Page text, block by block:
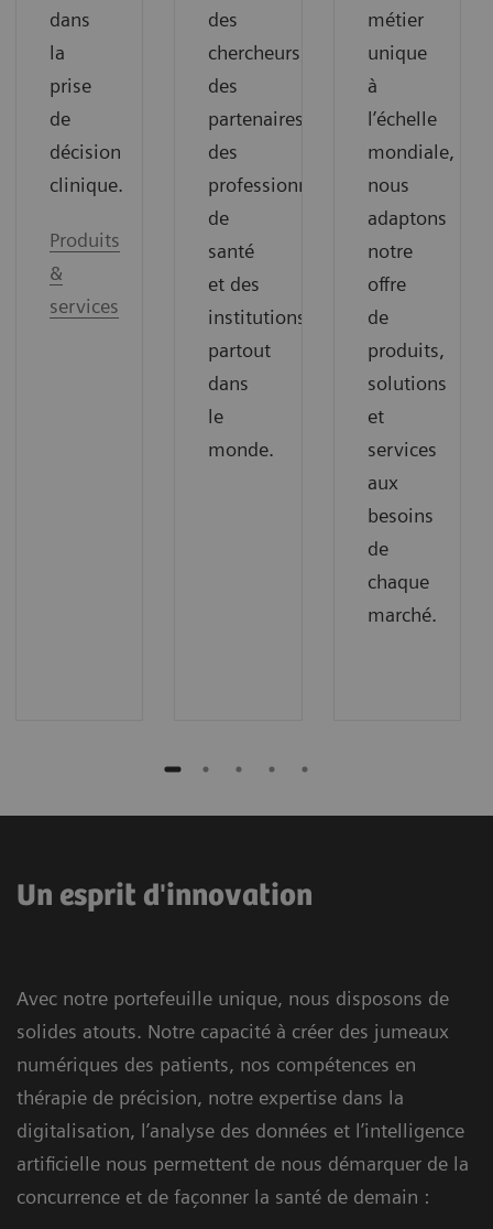
dans
la
prise
de
décision
clinique.
Produits
&
services
des
chercheurs,
des
partenaires,
des
professionnels
de
santé
et des
institutions
partout
dans
le
monde.
métier
unique
à
l’échelle
mondiale,
nous
adaptons
notre
offre
de
produits,
solutions
et
services
aux
besoins
de
chaque
marché.
Un esprit d'innovation
Avec notre portefeuille unique, nous disposons de
solides atouts. Notre capacité à créer des jumeaux
numériques des patients, nos compétences en
thérapie de précision, notre expertise dans la
digitalisation, l’analyse des données et l’intelligence
artificielle nous permettent de nous démarquer de la
concurrence et de façonner la santé de demain :